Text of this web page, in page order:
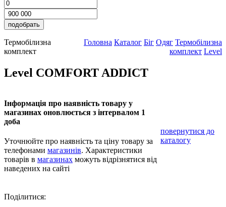
Термобілизна
комплект
Головна Каталог Біг Одяг Термобілизна
комплект Level
Level COMFORT ADDICT
Інформація про наявність товару у
магазинах оновлюється з інтервалом 1
доба
Уточнюйте про наявність та ціну товару за
телефонами магазинів. Характеристики
товарів в магазинах можуть відрізнятися від
наведених на сайті
повернутися до
каталогу
Поділитися: